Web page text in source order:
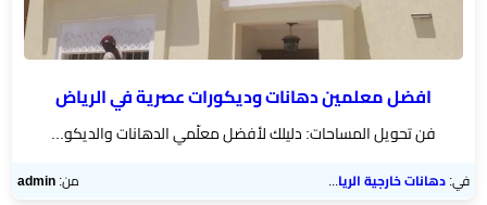
دهانات
خارجية
الرياض
تركيب
بديل
افضل معلمين دهانات وديكورات عصرية في الرياض
فن تحويل المساحات: دليلك لأفضل معلّمي الدهانات والديكو...
في:دهانات خارجية الرياض من:admin